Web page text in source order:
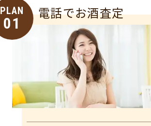
PLAN
01
電話でお酒査定